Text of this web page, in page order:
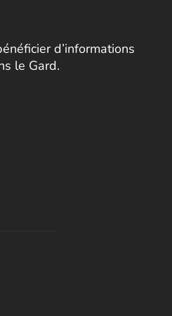
d’informations
le Gard.